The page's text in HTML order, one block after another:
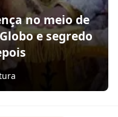
no meio de
e segredo